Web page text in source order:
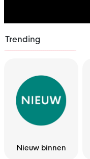
Trending
Nieuw binnen